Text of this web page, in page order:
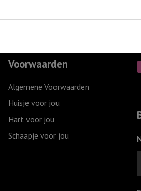
Voorwaarden
Algemene Voorwaarden
Huisje voor jou
Hart voor jou
Schaapje voor jou